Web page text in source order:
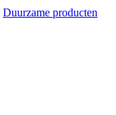
Duurzame producten